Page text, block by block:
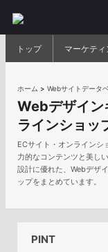
トップ マーケテ
ホーム >Webサイトデータ
Webデザイン
ラインショッ
ECサイト・オンラインシ
力的なコンテンツと美し
設計に優れた、Webデザ
ップをまとめています。
PINT